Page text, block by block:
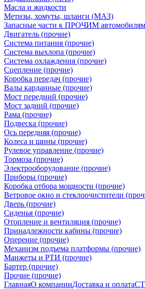
Масла и жидкости
Метизы, хомуты, шланги (МАЗ)
Запасные части к ПРОЧИМ автомобилям
Двигатель (прочие)
Система питания (прочие)
Система выхлопа (прочие)
Система охлаждения (прочие)
Сцепление (прочие)
Коробка передач (прочие)
Валы карданные (прочие)
Мост передний (прочие)
Мост задний (прочие)
Рама (прочие)
Подвеска (прочие)
Ось передняя (прочие)
Колеса и шины (прочие)
Рулевое управление (прочие)
Тормоза (прочие)
Электрооборудование (прочие)
Приборы (прочие)
Коробка отбора мощности (прочие)
Ветровое окно и стеклоочистители
Дверь (прочие)
Сиденья (прочие)
Отопление и вентиляция (прочие)
Принадлежности кабины (прочие)
Оперение (прочие)
Механизм подъема платформы (прочие)
Манжеты и РТИ (прочие)
Бартер (прочие)
Прочие (прочие)
ГлавнаяО компанииДоставка и оплата